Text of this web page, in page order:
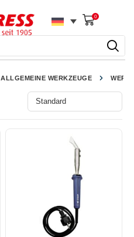
0
ALLGEMEINE WERKZEUGE